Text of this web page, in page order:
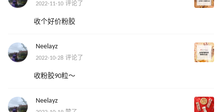
2022-11-10 评论了
收个好价粉胶
Neelayz
2022-10-28 评论了
收粉胶90粒～
Neelayz